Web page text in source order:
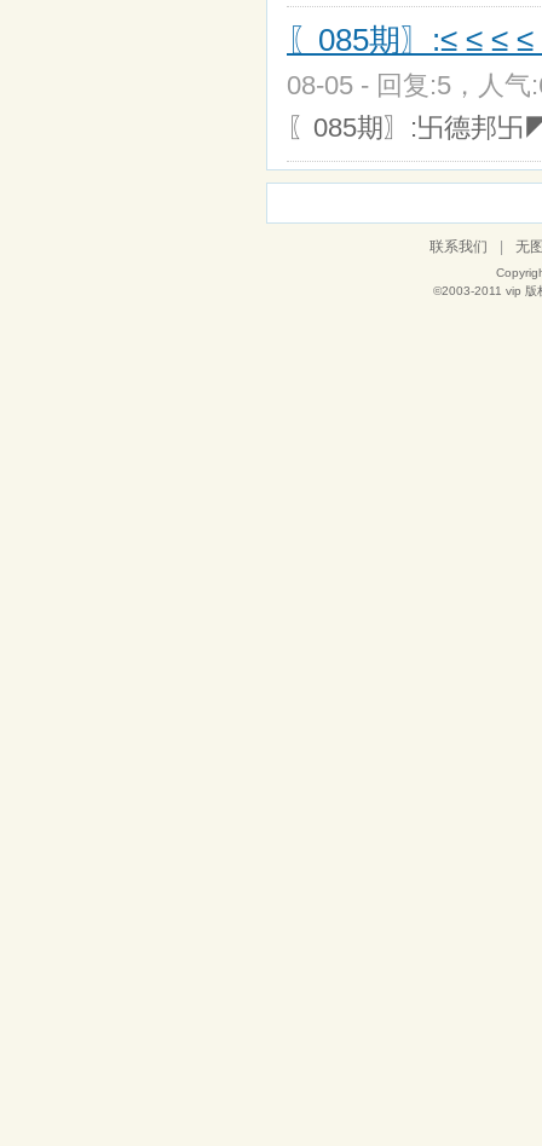
〖085期〗:≤ ≤ ≤
08-05 - 回复:5，人
〖085期〗:卐德邦
联系我们 无
©2003-2011 vip 版